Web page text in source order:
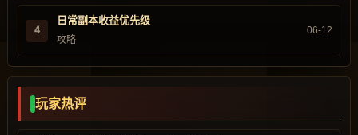
4
日常副本收益优先级
攻略
06-12
玩家热评